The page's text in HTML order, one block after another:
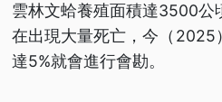
雲林文蛤養殖面積達3500公
在出現大量死亡，今（2025
達5%就會進行會勘。